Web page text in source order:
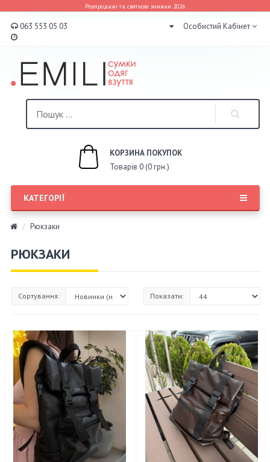
Розпродажі та святкові знижки 2026
063 553 05 03 Особистий Кабінет
КОРЗИНА ПОКУПОК
Товарів 0 (0 грн.)
КАТЕГОРІЇ
Рюкзаки
РЮКЗАКИ
Сортування: Показати: